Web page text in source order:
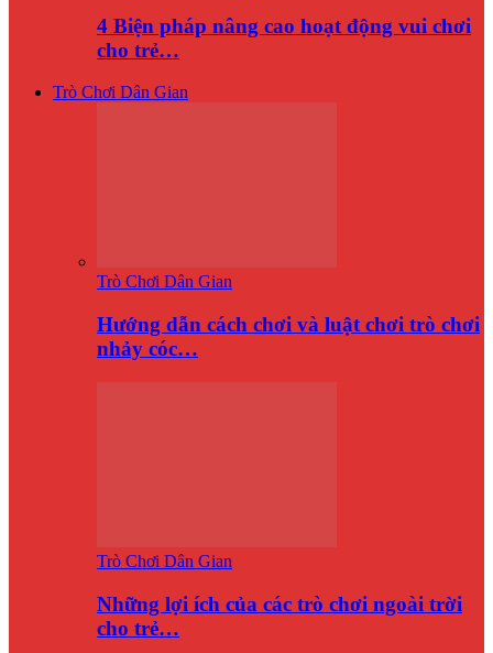
4 Biện pháp nâng cao hoạt động vui chơi
cho trẻ…
Trò Chơi Dân Gian
Trò Chơi Dân Gian
Hướng dẫn cách chơi và luật chơi trò chơi
nhảy cóc…
Trò Chơi Dân Gian
Những lợi ích của các trò chơi ngoài trời
cho trẻ…